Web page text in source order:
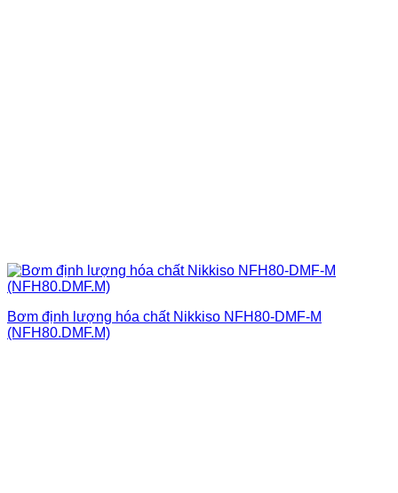
Bơm định lượng hóa chất Nikkiso NFH80-DMF-M
(NFH80.DMF.M)